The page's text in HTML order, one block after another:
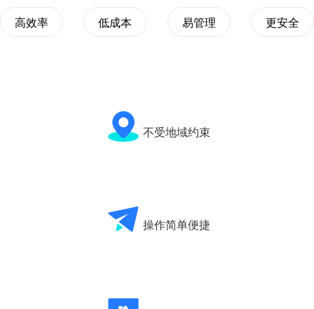
高效率 低成本 易管理 更安全
不受地域约束
操作简单便捷